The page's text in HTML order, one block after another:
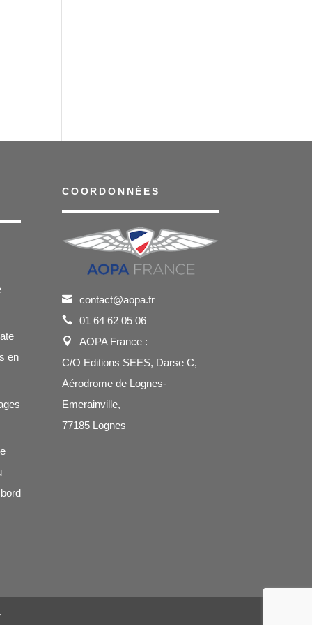
en
COORDONNÉES
contact@aopa.fr
01 64 62 05 06
AOPA France :
C/O Editions SEES, Darse C,
Aérodrome de Lognes-
Emerainville,
77185 Lognes